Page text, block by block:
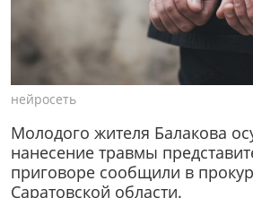
нейросеть
Молодого жителя Балакова
нанесение травмы
приговоре сообщили в
Саратовской области.